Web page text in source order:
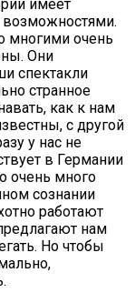
имеет
многими очень
Они
спектакли
странное
как к нам
с другой
у нас не
в Германии
очень много
сознании
работают
нам
Но чтобы